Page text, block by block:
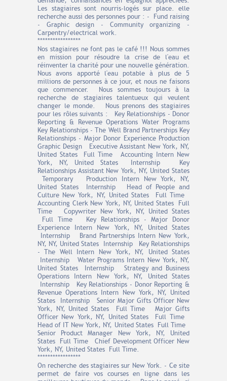
Les stagiaires sont nourris-logés sur place. elle
recherche aussi des personnes pour : - Fund raising
- Graphic design - Community organizing -
Carpentry/electrical work.
*****************
Nos stagiaires ne font pas le café !!! Nous sommes
en mission pour résoudre la crise de l'eau et
réinventer la charité pour une nouvelle génération.
Nous avons apporté l'eau potable à plus de 5
millions de personnes à ce jour, et nous ne faisons
que commencer. Nous sommes toujours à la
recherche de stagiaires talentueux qui veulent
changer le monde. Nous prenons des stagiaires
pour les rôles suivants : Key Relationships - Donor
Reporting & Revenue Operations Water Programs
Key Relationships - The Well Brand Partnerships Key
Relationships - Major Donor Experience Production
Graphic Design Executive Assistant New York, NY,
United States Full Time Accounting Intern New
York, NY, United States Internship Key
Relationships Assistant New York, NY, United States
Temporary Production Intern New York, NY,
United States Internship Head of People and
Culture New York, NY, United States Full Time
Accounting Clerk New York, NY, United States Full
Time Copywriter New York, NY, United States
Full Time Key Relationships - Major Donor
Experience Intern New York, NY, United States
Internship Brand Partnerships Intern New York,
NY, NY, United States Internship Key Relationships
- The Well Intern New York, NY, United States
Internship Water Programs Intern New York, NY,
United States Internship Strategy and Business
Operations Intern New York, NY, United States
Internship Key Relationships - Donor Reporting &
Revenue Operations Intern New York, NY, United
States Internship Senior Major Gifts Officer New
York, NY, United States Full Time Major Gifts
Officer New York, NY, United States Full Time
Head of IT New York, NY, United States Full Time
Senior Product Manager New York, NY, United
States Full Time Chief Development Officer New
York, NY, United States Full Time.
*****************
On recherche des stagiaires sur New York. - Ce site
permet de faire vos courses en ligne dans les